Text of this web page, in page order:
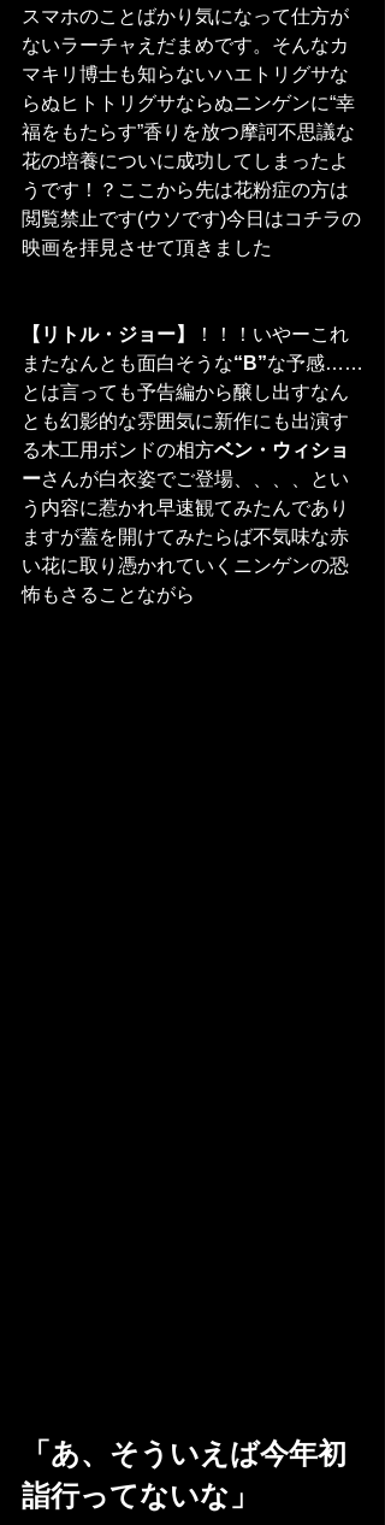
スマホのことばかり気になって仕方が
ないラーチャえだまめです。そんなカ
マキリ博士も知らないハエトリグサな
らぬヒトトリグサならぬニンゲンに“幸
福をもたらす”香りを放つ摩訶不思議な
花の培養についに成功してしまったよ
うです！？ここから先は花粉症の方は
閲覧禁止です(ウソです)今日はコチラの
映画を拝見させて頂きました
【リトル・ジョー】
！！！いやーこれ
またなんとも面白そうな“B”な予感……
とは言っても予告編から醸し出すなん
とも幻影的な雰囲気に新作にも出演す
る木工用ボンドの相方ベン・ウィショ
ーさんが白衣姿でご登場、、、、とい
う内容に惹かれ早速観てみたんであり
ますが蓋を開けてみたらば不気味な赤
い花に取り憑かれていくニンゲンの恐
怖もさることながら
「あ、そういえば今年初
詣行ってないな」